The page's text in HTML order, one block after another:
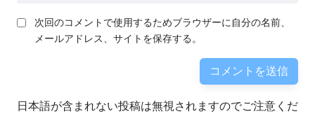
次回のコメントで使用するためブラウザーに自分の名前、
メールアドレス、サイトを保存する。
日本語が含まれない投稿は無視されますのでご注意くだ